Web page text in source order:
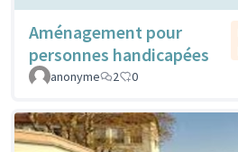
Aménagement pour
personnes handicapées
anonyme
2 0